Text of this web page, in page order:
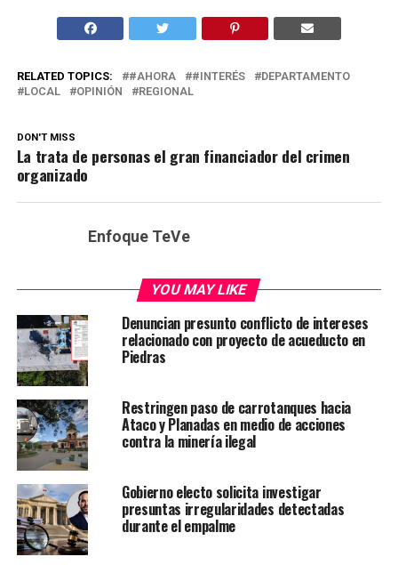
RELATED TOPICS: #AHORA #INTERÉS
DEPARTAMENTO
LOCAL
OPINIÓN REGIONAL
DON'T MISS
La trata de personas el gran financiador del crimen
organizado
Enfoque TeVe
YOU MAY LIKE
Denuncian presunto conflicto de intereses
relacionado con proyecto de acueducto en
Piedras
Restringen paso de carrotanques hacia
Ataco y Planadas en medio de acciones
contra la minería ilegal
Gobierno electo solicita investigar
presuntas irregularidades detectadas
durante el empalme